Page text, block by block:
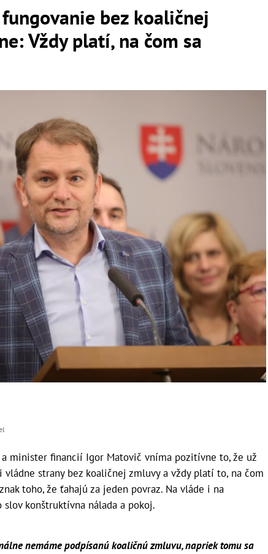
bez koaličnej
Vždy platí, na čom sa
a minister financií Igor Matovič vníma pozitívne to, že už
strany bez koaličnej zmluvy a vždy platí to, na čom
toho, že ťahajú za jeden povraz. Na vláde i na
konštruktívna nálada a pokoj.
nemáme podpísanú koaličnú zmluvu, napriek tomu sa